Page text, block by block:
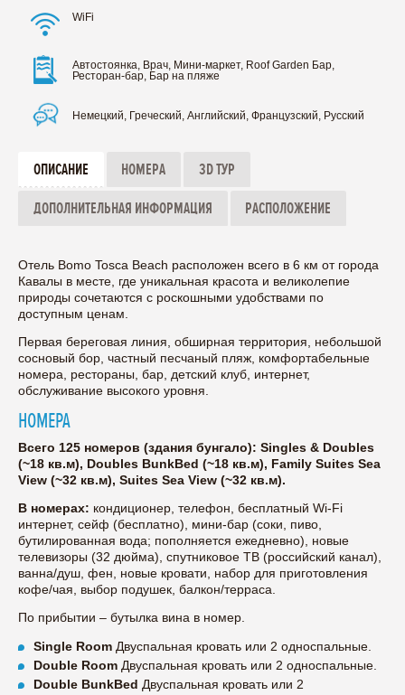
WiFi
Автостоянка, Врач, Мини-маркет, Roof Garden Бар,
Ресторан-бар, Бар на пляже
Немецкий, Греческий, Английский, Французский, Русский
ОПИСАНИЕ НОМЕРА 3D ТУР
ДОПОЛНИТЕЛЬНАЯ ИНФОРМАЦИЯ РАСПОЛОЖЕНИЕ
Отель Bomo Tosca Beach расположен всего в 6 км от города
Кавалы в месте, где уникальная красота и великолепие
природы сочетаются с роскошными удобствами по
доступным ценам.
Первая береговая линия, обширная территория, небольшой
сосновый бор, частный песчаный пляж, комфортабельные
номера, рестораны, бар, детский клуб, интернет,
обслуживание высокого уровня.
НОМЕРА
Всего 125 номеров (здания бунгало): Singles & Doubles
(~18 кв.м), Doubles BunkBed (~18 кв.м), Family Suites Sea
View (~32 кв.м), Suites Sea View (~32 кв.м).
В номерах: кондиционер, телефон, бесплатный Wi-Fi
интернет, сейф (бесплатно), мини-бар (соки, пиво,
бутилированная вода; пополняется ежедневно), новые
телевизоры (32 дюйма), спутниковое ТВ (российский канал),
ванна/душ, фен, новые кровати, набор для приготовления
кофе/чая, выбор подушек, балкон/терраса.
По прибытии – бутылка вина в номер.
Single Room Двуспальная кровать или 2 односпальные.
Double Room Двуспальная кровать или 2 односпальные.
Double BunkBed Двуспальная кровать или 2